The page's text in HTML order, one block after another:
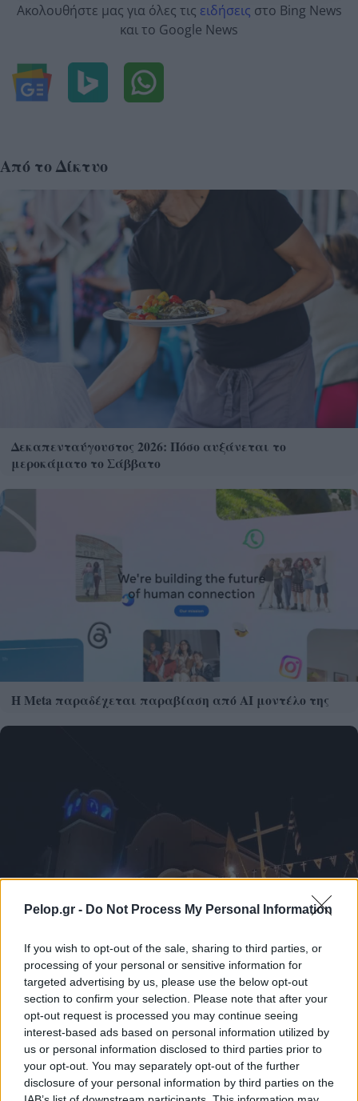
Pelop.gr - Do Not Process My Personal Information
If you wish to opt-out of the sale, sharing to third parties, or
processing of your personal or sensitive information for
targeted advertising by us, please use the below opt-out
section to confirm your selection. Please note that after your
opt-out request is processed you may continue seeing
interest-based ads based on personal information utilized by
us or personal information disclosed to third parties prior to
your opt-out. You may separately opt-out of the further
disclosure of your personal information by third parties on the
Ακολουθήστε μας για όλες τις ειδήσεις στο Bing News
και το Google News
Από το Δίκτυο
Δεκαπενταύγουστος 2026: Πόσο αυξάνεται το
μεροκάματο το Σάββατο
Η Meta παραδέχεται παραβίαση από AI μοντέλο της
Με λαμπρότητα ο εορτασμός της Μεταμορφώσεως του
Σωτήρος στην Οβρυά ΦΩΤΟ